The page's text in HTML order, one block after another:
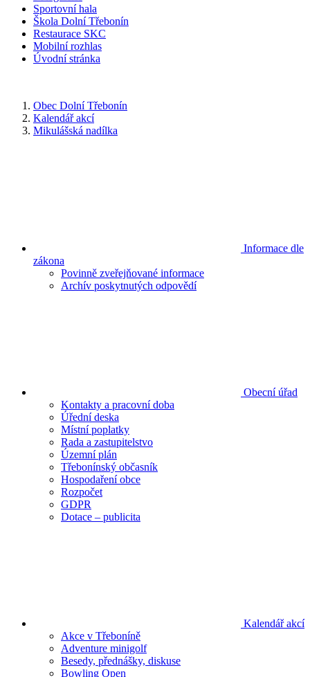
Sportovní hala
Škola Dolní Třebonín
Restaurace SKC
Mobilní rozhlas
Úvodní stránka
Obec Dolní Třebonín
Kalendář akcí
Mikulášská nadílka
Informace dle
zákona
Povinně zveřejňované informace
Archív poskytnutých odpovědí
Obecní úřad
Kontakty a pracovní doba
Úřední deska
Místní poplatky
Rada a zastupitelstvo
Územní plán
Třebonínský občasník
Hospodaření obce
Rozpočet
GDPR
Dotace – publicita
Kalendář akcí
Akce v Třeboníně
Adventure minigolf
Besedy, přednášky, diskuse
Bowling Open